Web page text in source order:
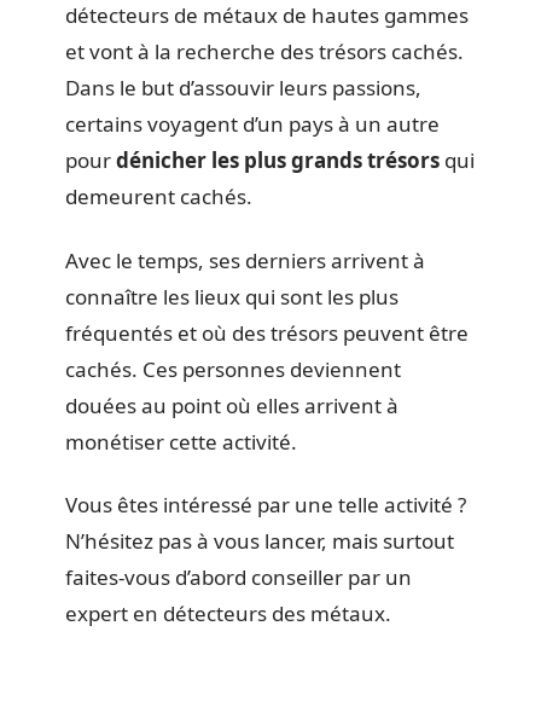
détecteurs de métaux de hautes gammes
et vont à la recherche des trésors cachés.
Dans le but d’assouvir leurs passions,
certains voyagent d’un pays à un autre
pourdénicher les plus grands trésors qui
demeurent cachés.
Avec le temps, ses derniers arrivent à
connaître les lieux qui sont les plus
fréquentés et où des trésors peuvent être
cachés. Ces personnes deviennent
douées au point où elles arrivent à
monétiser cette activité.
Vous êtes intéressé par une telle activité ?
N’hésitez pas à vous lancer, mais surtout
faites-vous d’abord conseiller par un
expert en détecteurs des métaux.